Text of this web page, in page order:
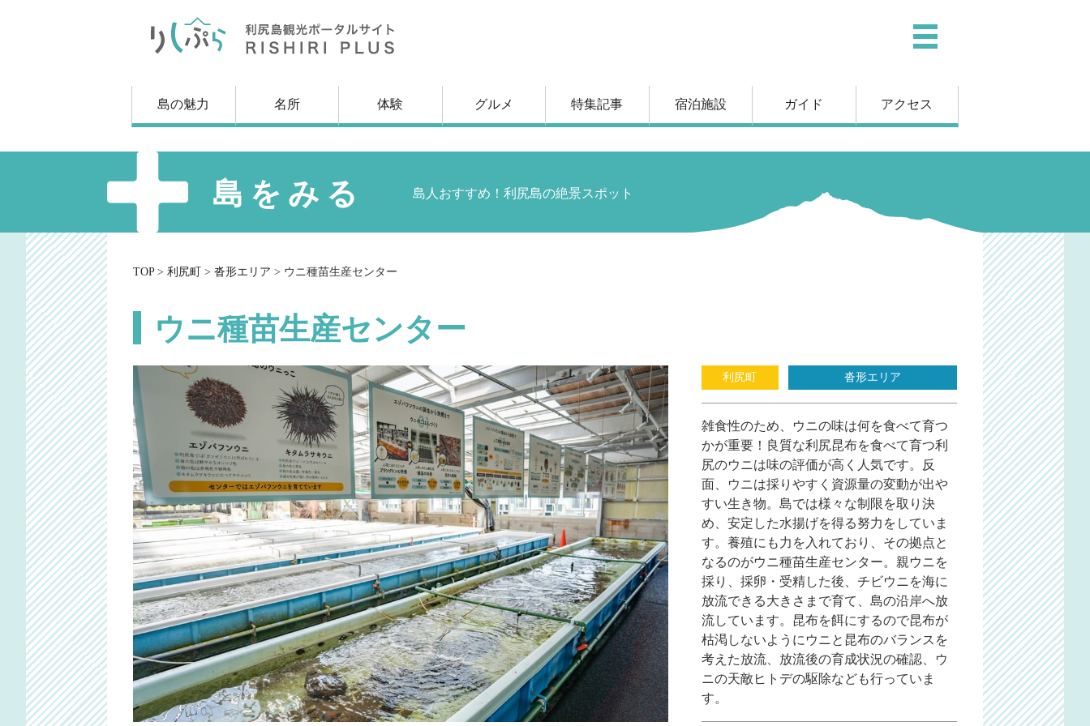
島の魅力 名所 体験 グルメ 特集記事 宿泊施設 ガイド アクセス
島をみる 島人おすすめ！利尻島の絶景スポット
TOP> 利尻町 > 沓形エリア > ウニ種苗生産センター
ウニ種苗生産センター
利尻町 沓形エリア
雑食性のため、ウニの味は何を食べて育つ
かが重要！良質な利尻昆布を食べて育つ利
尻のウニは味の評価が高く人気です。反
面、ウニは採りやすく資源量の変動が出や
すい生き物。島では様々な制限を取り決
め、安定した水揚げを得る努力をしていま
す。養殖にも力を入れており、その拠点と
なるのがウニ種苗生産センター。親ウニを
採り、採卵・受精した後、チビウニを海に
放流できる大きさまで育て、島の沿岸へ放
流しています。昆布を餌にするので昆布が
枯渇しないようにウニと昆布のバランスを
考えた放流、放流後の育成状況の確認、ウ
ニの天敵ヒトデの駆除なども行っていま
す。